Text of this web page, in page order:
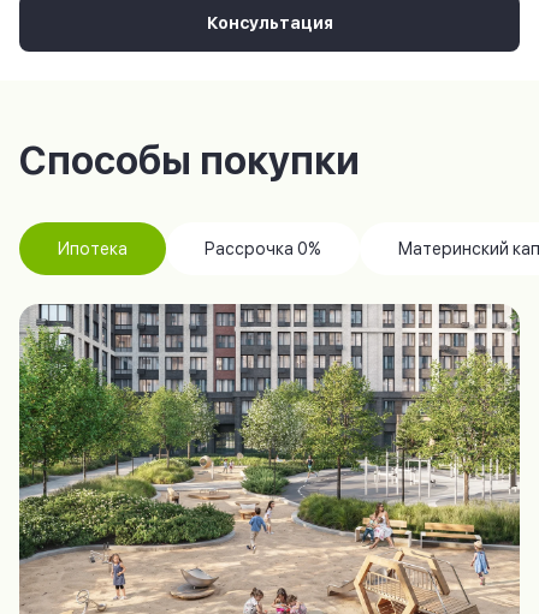
Консультация
Способы покупки
Ипотека Рассрочка 0% Материнский